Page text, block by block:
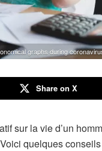
graphs during
Share on X
sur la vie d’un
quelques